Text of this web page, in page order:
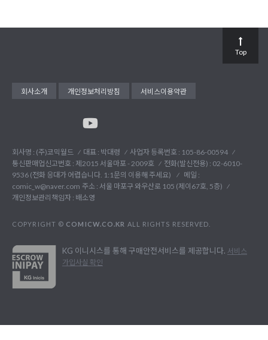
회사소개 개인정보처리방침 서비스이용약관
회사명 : (주)코믹월드 대표 : 박대령
사업자 등록번호 : 105-86-00594
통신판매업신고번호 : 제2015 서울마포 - 2009호
전화(발신전용) : 02-6010-
9536 (전화 응대가 어렵습니다. 1:1문의 이용해 주세요)
메일 :
comic_w@naver.com 주소 : 서울 마포구 와우산로 105 (제이67호, 5층)
개인정보관리책임자 : 배소영
COPYRIGHT © COMICW.CO.KR ALL RIGHTS RESERVED.
KG 이니시스를 통해 구매안전서비스를 제공합니다. 서비스
가입사실 확인
Top